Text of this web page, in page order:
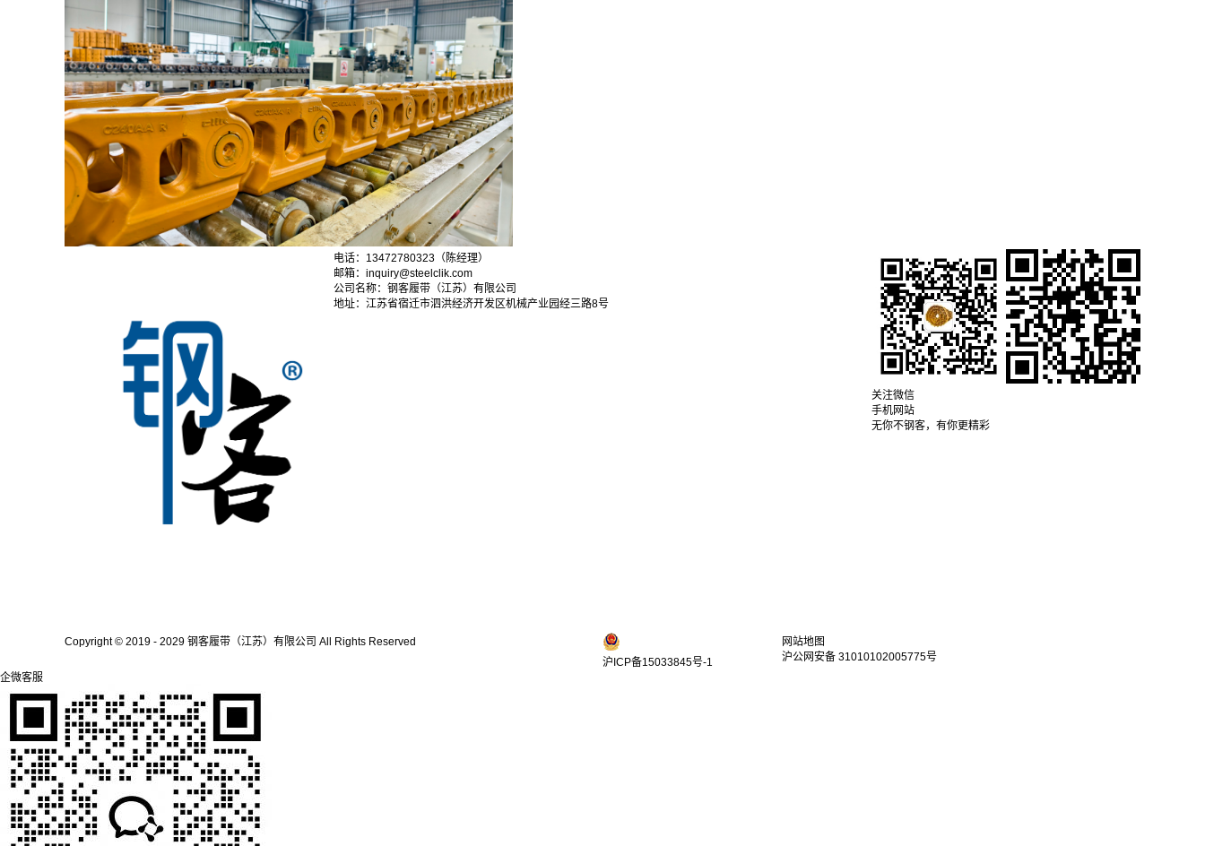
电话：13472780323（陈经理）
邮箱：inquiry@steelclik.com
公司名称：钢客履带（江苏）有限公司
地址：江苏省宿迁市泗洪经济开发区机械产业园经三路8号
关注微信
手机网站
无你不钢客，有你更精彩
Copyright © 2019 - 2029 钢客履带（江苏）有限公司 All Rights Reserved
沪ICP备15033845号-1
网站地图
沪公网安备 31010102005775号
企微客服